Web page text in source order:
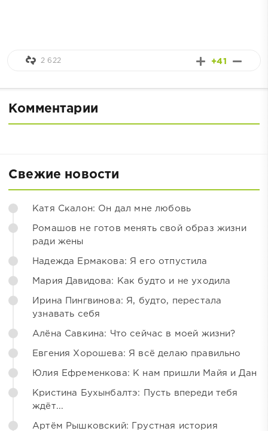
+41
2 622
Комментарии
Свежие новости
Катя Скалон: Он дал мне любовь
Ромашов не готов менять свой образ жизни
ради жены
Надежда Ермакова: Я его отпустила
Мария Давидова: Как будто и не уходила
Ирина Пингвинова: Я, будто, перестала
узнавать себя
Алёна Савкина: Что сейчас в моей жизни?
Евгения Хорошева: Я всё делаю правильно
Юлия Ефременкова: К нам пришли Майя и Дан
Кристина Бухынбалтэ: Пусть впереди тебя
ждёт...
Артём Рышковский: Грустная история